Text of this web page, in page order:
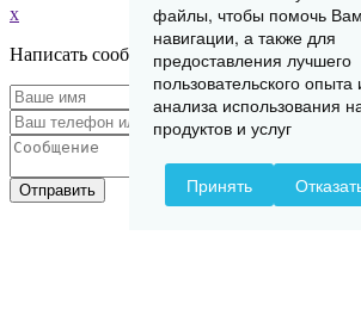
x
Написать сообщение
Отправить
файлы, чтобы помочь
навигации, а также для
предоставления лучшего
пользовательского опыта
анализа использования
продуктов и услуг
Принять